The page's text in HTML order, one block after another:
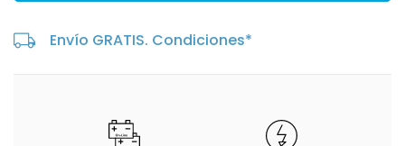
Envío GRATIS. Condiciones*